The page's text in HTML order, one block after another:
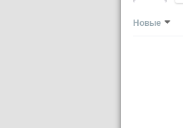
Новые